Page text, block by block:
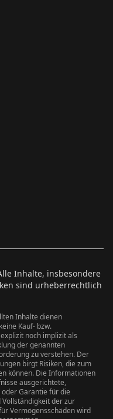
Inhalte, insbesondere
sind urheberrechtlich
Inhalte dienen
Kauf- bzw.
noch implizit als
der genannten
zu verstehen. Der
birgt Risiken, die zum
können. Die Informationen
ausgerichtete,
Garantie für die
der zur
Vermögensschäden wird